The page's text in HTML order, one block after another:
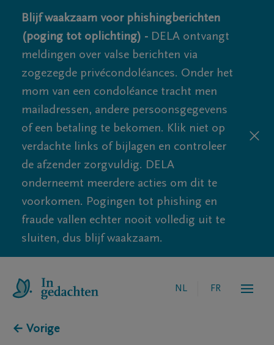
Blijf waakzaam voor phishingberichten
(poging tot oplichting) - DELA ontvangt
meldingen over valse berichten via
zogezegde privécondoléances. Onder het
mom van een condoléance tracht men
mailadressen, andere persoonsgegevens
of een betaling te bekomen. Klik niet op
verdachte links of bijlagen en controleer
de afzender zorgvuldig. DELA
onderneemt meerdere acties om dit te
voorkomen. Pogingen tot phishing en
fraude vallen echter nooit volledig uit te
sluiten, dus blijf waakzaam.
NL FR
← Vorige